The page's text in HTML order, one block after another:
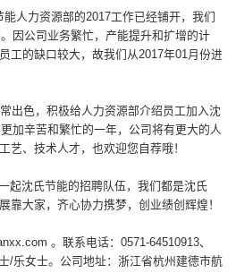
人力资源部的2017工作已经铺开，我们
因公司业务繁忙，产能提升和扩增的计
工的缺口较大，故我们从2017年01月份进
出色，积极给人力资源部介绍员工加入沈
加辛苦和繁忙的一年，公司将有更大的人
艺、技术人才，也欢迎您自荐哦！
起沈氏节能的招聘队伍，我们都是沈氏
靠大家，齐心协力携梦，创业绩创辉煌！
。联系电话：0571-64510913、
/乐女士。公司地址：浙江省杭州建德市航